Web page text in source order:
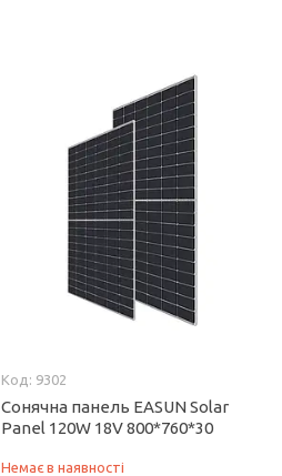
9302
Сонячна панель EASUN Solar
Panel 120W 18V 800*760*30
Немає в наявності